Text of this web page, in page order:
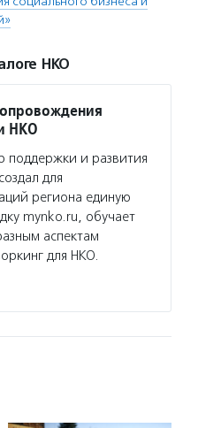
НКО
НКО
поддержки и развития
для
региона единую
mynko.ru, обучает
аспектам
для НКО.